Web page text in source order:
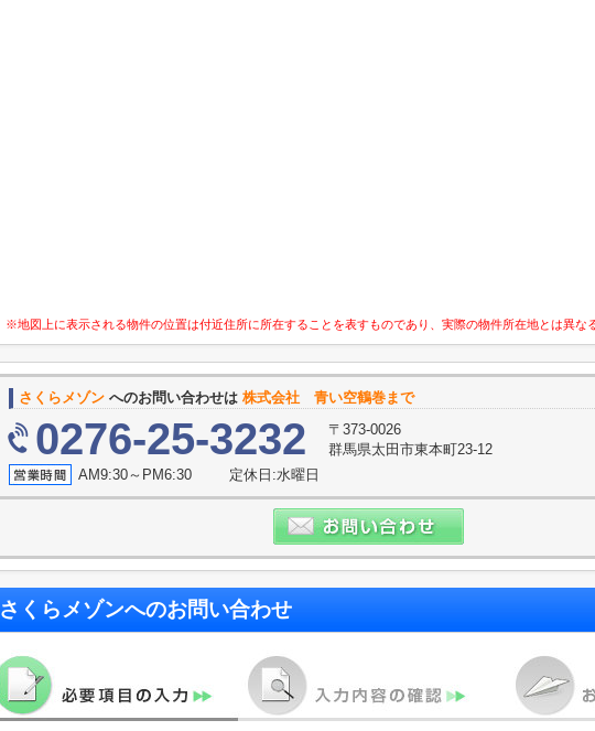
※地図上に表示される物件の位置は付近住所に所在することを表すものであり、実際の物件所在地とは異な
さくらメゾン へのお問い合わせは 株式会社 青い空鶴巻まで
0276-25-3232
〒373-0026
群馬県太田市東本町23-12
AM9:30～PM6:30 定休日:水曜日
さくらメゾンへのお問い合わせ